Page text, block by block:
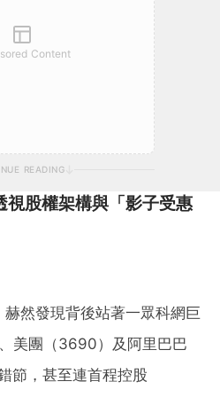
Content
READING
視股權架構與「影子受惠
然發現背後站著一眾科網巨
美團（3690）及阿里巴巴
節，甚至連首程控股